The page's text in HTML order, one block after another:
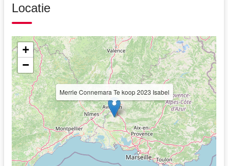
Locatie
Merrie Connemara Te koop 2023 Isabel
+
−